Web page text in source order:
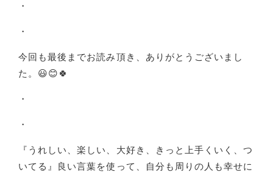
・
・
今回も最後までお読み頂き、ありがとうございまし
た。😃😊🍀
・
・
『うれしい、楽しい、大好き、きっと上手くいく、つ
いてる』良い言葉を使って、自分も周りの人も幸せに